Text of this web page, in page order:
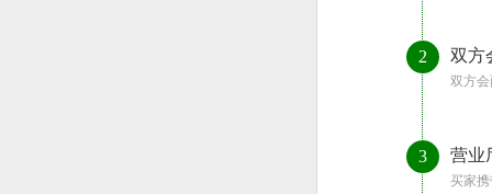
2 双方
双方
3 营业
买家